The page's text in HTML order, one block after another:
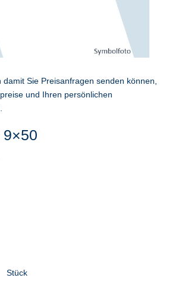
Stück
Sie Preisanfragen senden können,
und Ihren persönlichen